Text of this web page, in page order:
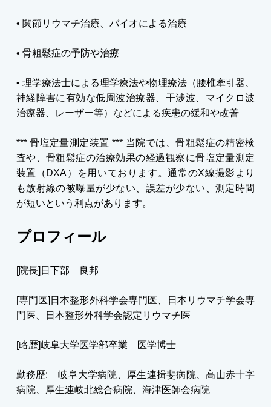
• 関節リウマチ治療、バイオによる治療
• 骨粗鬆症の予防や治療
• 理学療法士による理学療法や物理療法（腰椎牽引器、
神経障害に有効な低周波治療器、干渉波、マイクロ波
治療器、レーザー等）などによる疾患の緩和や改善
*** 骨塩定量測定装置 *** 当院では、骨粗鬆症の精密検
査や、骨粗鬆症の治療効果の経過観察に骨塩定量測定
装置（DXA）を用いております。通常のX線撮影より
も放射線の被曝量が少ない、誤差が少ない、測定時間
が短いという利点があります。
プロフィール
[院長]日下部 良邦
[専門医]日本整形外科学会専門医、日本リウマチ学会専
門医、日本整形外科学会認定リウマチ医
[略歴]岐阜大学医学部卒業 医学博士
勤務歴: 岐阜大学病院、厚生連揖斐病院、高山赤十字
病院、厚生連岐北総合病院、海津医師会病院